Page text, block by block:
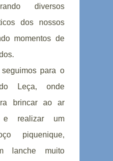
diversos
dos nossos
momentos de
para o
Leça, onde
brincar ao ar
e realizar um
piquenique,
lanche muito